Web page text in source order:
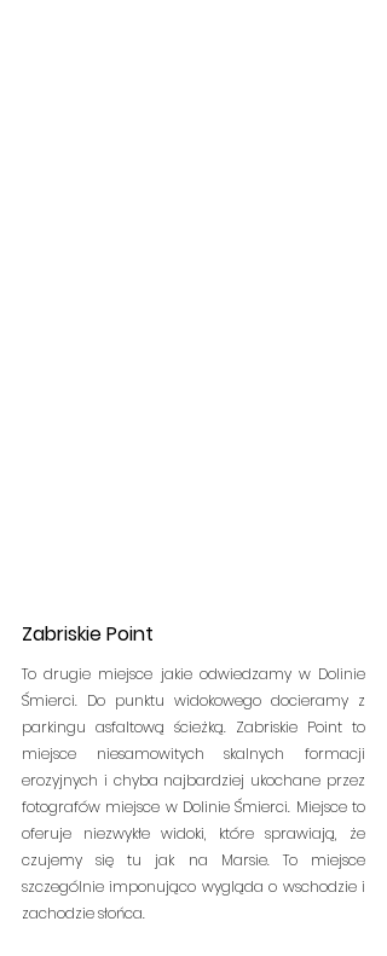
Zabriskie Point
To drugie miejsce jakie odwiedzamy w Dolinie
Śmierci. Do punktu widokowego docieramy z
parkingu asfaltową ścieżką. Zabriskie Point to
miejsce niesamowitych skalnych formacji
erozyjnych i chyba najbardziej ukochane przez
fotografów miejsce w Dolinie Śmierci. Miejsce to
oferuje niezwykłe widoki, które sprawiają, że
czujemy się tu jak na Marsie.
To miejsce
szczególnie imponująco wygląda o wschodzie i
zachodzie słońca.